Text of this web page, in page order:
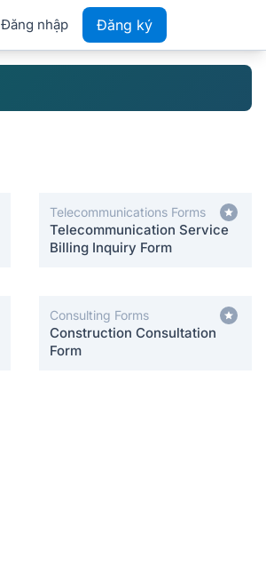
Đăng nhập Đăng ký
Telecommunications Forms
Telecommunication Service
Billing Inquiry Form
Consulting Forms
Construction Consultation
Form